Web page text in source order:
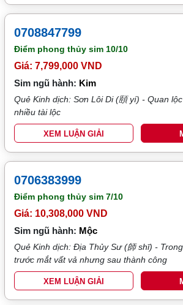
0708847799
Điểm phong thủy sim 10/10
Giá: 7,799,000 VND
Sim ngũ hành: Kim
Quẻ Kinh dịch: Sơn Lôi Di (頤 yí) - Quan
nhiều tài lộc
XEM LUẬN GIẢI
0706383999
Điểm phong thủy sim7/10
Giá: 10,308,000 VND
Sim ngũ hành: Mộc
Quẻ Kinh dịch: Địa Thủy Sư (師 shī) -
trước mắt vất vả nhưng sau thành công
XEM LUẬN GIẢI